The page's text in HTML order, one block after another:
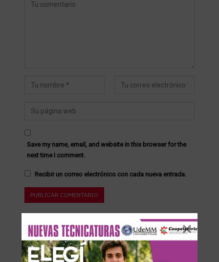
Save my name, email, and website in this browser for the
next time I comment.
Recibir un correo electrónico con cada nueva entrada.